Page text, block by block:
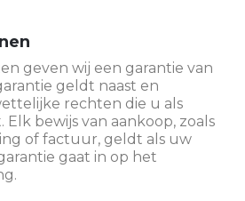
geven wij een garantie van
geldt naast en
rechten die u als
bewijs van aankoop, zoals
of factuur, geldt als uw
gaat in op het